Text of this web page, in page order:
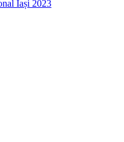
Iași 2023